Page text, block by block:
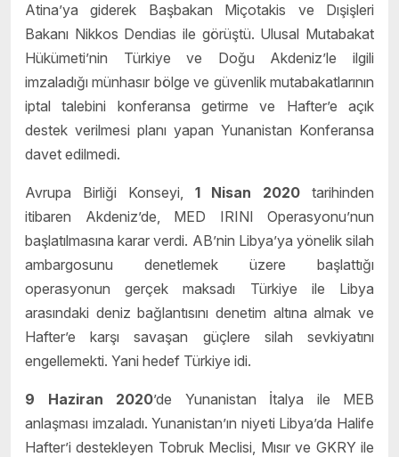
Atina’ya giderek Başbakan Miçotakis ve Dışişleri
Bakanı Nikkos Dendias ile görüştü. Ulusal Mutabakat
Hükümeti’nin Türkiye ve Doğu Akdeniz’le ilgili
imzaladığı münhasır bölge ve güvenlik mutabakatlarının
iptal talebini konferansa getirme ve Hafter’e açık
destek verilmesi planı yapan Yunanistan Konferansa
davet edilmedi.
Avrupa Birliği Konseyi, 1 Nisan 2020 tarihinden
itibaren Akdeniz’de, MED IRINI Operasyonu’nun
başlatılmasına karar verdi. AB’nin Libya’ya yönelik silah
ambargosunu denetlemek üzere başlattığı
operasyonun gerçek maksadı Türkiye ile Libya
arasındaki deniz bağlantısını denetim altına almak ve
Hafter’e karşı savaşan güçlere silah sevkiyatını
engellemekti. Yani hedef Türkiye idi.
9 Haziran 2020’de Yunanistan İtalya ile MEB
anlaşması imzaladı. Yunanistan’ın niyeti Libya’da Halife
Hafter’i destekleyen Tobruk Meclisi, Mısır ve GKRY ile